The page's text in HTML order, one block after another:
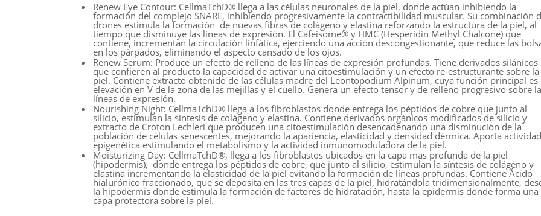
Renew Eye Contour: CellmaTchD® llega a las células neuronales de la piel, donde actúan inhibiendo la
formación del complejo SNARE, inhibiendo progresivamente la contractibilidad muscular. Su combinación
drones estimula la formación de nuevas fibras de colágeno y elastina reforzando la estructura de la piel, al
tiempo que disminuye las líneas de expresión. El Cafeisome® y HMC (Hesperidin Methyl Chalcone) que
contiene, incrementan la circulación linfática, ejerciendo una acción descongestionante, que reduce las
en los párpados, eliminando el aspecto cansado de los ojos.
Renew Serum: Produce un efecto de relleno de las líneas de expresión profundas. Tiene derivados silánicos
que confieren al producto la capacidad de activar una citoestimulación y un efecto re-estructurante sobre la
piel. Contiene extracto obtenido de las células madre del Leontopodium Alpinum, cuya función principal es
elevación en V de la zona de las mejillas y el cuello. Genera un efecto tensor y de relleno progresivo sobre
líneas de expresión.
Nourishing Night: CellmaTchD® llega a los fibroblastos donde entrega los péptidos de cobre que junto al
silicio, estimulan la síntesis de colágeno y elastina. Contiene derivados orgánicos modificados de silicio y
extracto de Croton Lechleri que producen una citoestimulación desencadenando una disminución de la
población de células senescentes, mejorando la apariencia, elasticidad y densidad dérmica. Aporta actividad
epigenética estimulando el metabolismo y la actividad inmunomoduladora de la piel.
Moisturizing Day: CellmaTchD®, llega a los fibroblastos ubicados en la capa mas profunda de la piel
(hipodermis), donde entrega los péptidos de cobre, que junto al silicio, estimulan la síntesis de colágeno y
elastina incrementando la elasticidad de la piel evitando la formación de líneas profundas. Contiene Ácido
hialurónico fraccionado, que se deposita en las tres capas de la piel, hidratándola tridimensionalmente,
la hipodermis donde estimula la formación de factores de hidratación, hasta la epidermis donde forma una
capa protectora sobre la piel.